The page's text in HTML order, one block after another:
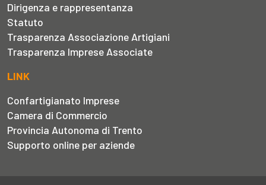
Dirigenza e rappresentanza
Statuto
Trasparenza Associazione Artigiani
Trasparenza Imprese Associate
LINK
Confartigianato Imprese
Camera di Commercio
Provincia Autonoma di Trento
Supporto online per aziende